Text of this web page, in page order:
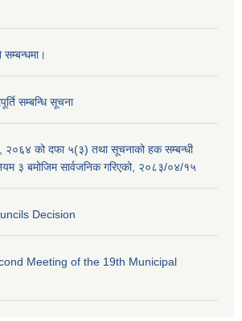
सम्बन्धि सूचना
२०६४ को दफा ५(३) तथा सूचनाको हक सम्बन्धी
३ बमोजिम सार्वजनिक गरिएको, २०८३/०४/१५
Decision
Meeting of the 19th Municipal